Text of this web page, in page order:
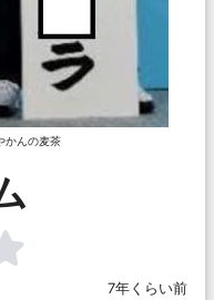
かんの麦茶
7年くらい前